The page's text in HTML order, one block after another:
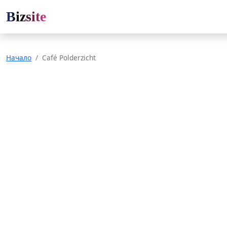
Bizsite
Начало Café Polderzicht